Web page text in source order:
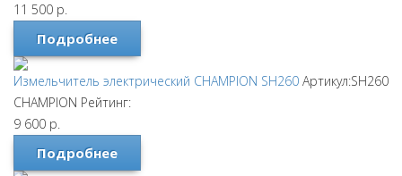
11 500 р.
Подробнее
Измельчитель электрический CHAMPION SH260 Артикул:SH260
CHAMPION Рейтинг:
9 600 р.
Подробнее